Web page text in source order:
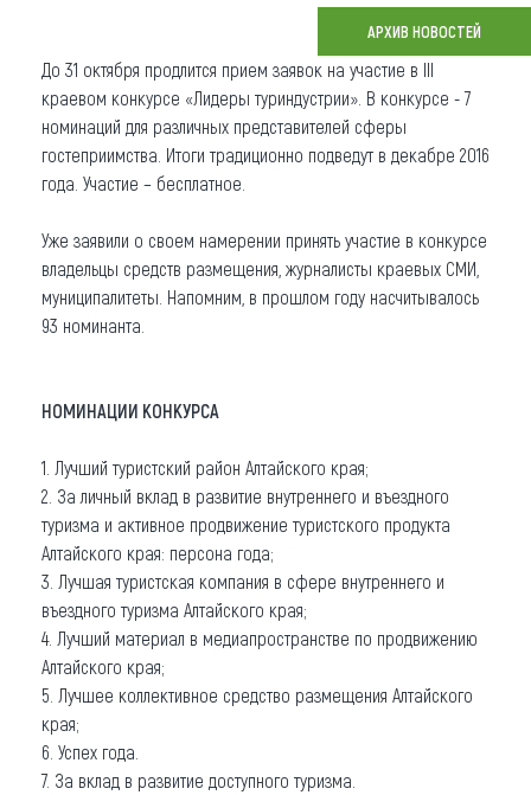
О регионе
Коллекция впечатлений
Другие рубрики
АРХИВ НОВОСТЕЙ
До 31 октября продлится прием заявок на участие в III
краевом конкурсе «Лидеры туриндустрии». В конкурсе - 7
номинаций для различных представителей сферы
гостеприимства. Итоги традиционно подведут в декабре 2016
года. Участие – бесплатное.
Уже заявили о своем намерении принять участие в конкурсе
владельцы средств размещения, журналисты краевых СМИ,
муниципалитеты. Напомним, в прошлом году насчитывалось
93 номинанта.
НОМИНАЦИИ КОНКУРСА
1. Лучший туристский район Алтайского края;
2. За личный вклад в развитие внутреннего и въездного
туризма и активное продвижение туристского продукта
Алтайского края: персона года;
3. Лучшая туристская компания в сфере внутреннего и
въездного туризма Алтайского края;
4. Лучший материал в медиапространстве по продвижению
Алтайского края;
5. Лучшее коллективное средство размещения Алтайского
края;
6. Успех года.
7. За вклад в развитие доступного туризма.